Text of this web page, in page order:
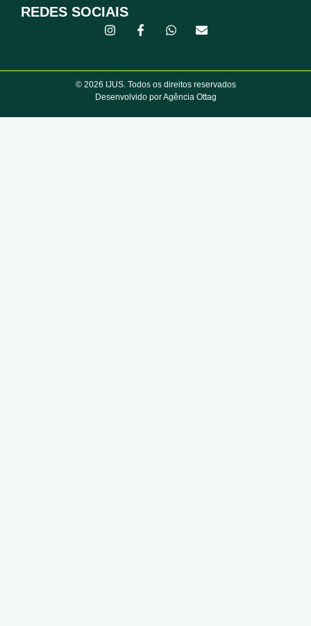
REDES SOCIAIS
© 2026 IJUS. Todos os direitos reservados
Desenvolvido por Agência Ottag